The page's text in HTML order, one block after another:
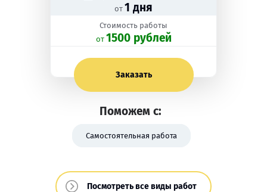
от 1 дня
Стоимость работы
oт 1500 рублей
Заказать
Поможем с:
Самостоятельная работа
Посмотреть все виды работ